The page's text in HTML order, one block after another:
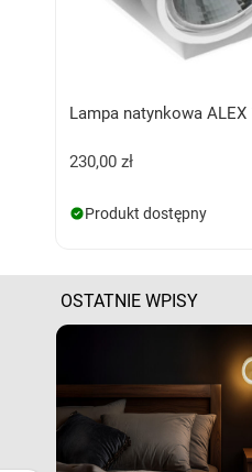
Lampa natynkowa ALEX
230,00 zł
Produkt dostępny
OSTATNIE WPISY